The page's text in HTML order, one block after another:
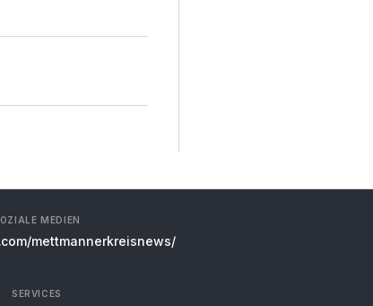
MEDIEN
mettmannerkreisnews/
SERVICES